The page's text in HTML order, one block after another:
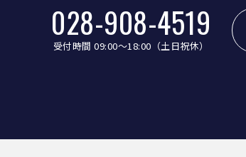
028-908-4519
受付時間 09:00〜18:00（土日祝休）